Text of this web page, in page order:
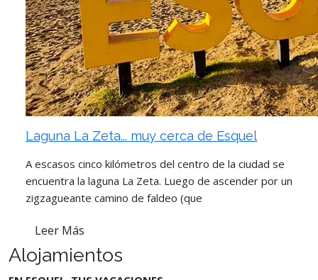
Laguna La Zeta... muy cerca de Esquel
A escasos cinco kilómetros del centro de la ciudad se
encuentra la laguna La Zeta. Luego de ascender por un
zigzagueante camino de faldeo (que
Leer Más
Alojamientos